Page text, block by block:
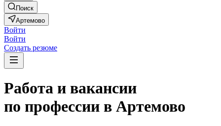
Поиск
Артемово
Войти
Войти
Создать резюме
Работа и вакансии
по профессии в Артемово